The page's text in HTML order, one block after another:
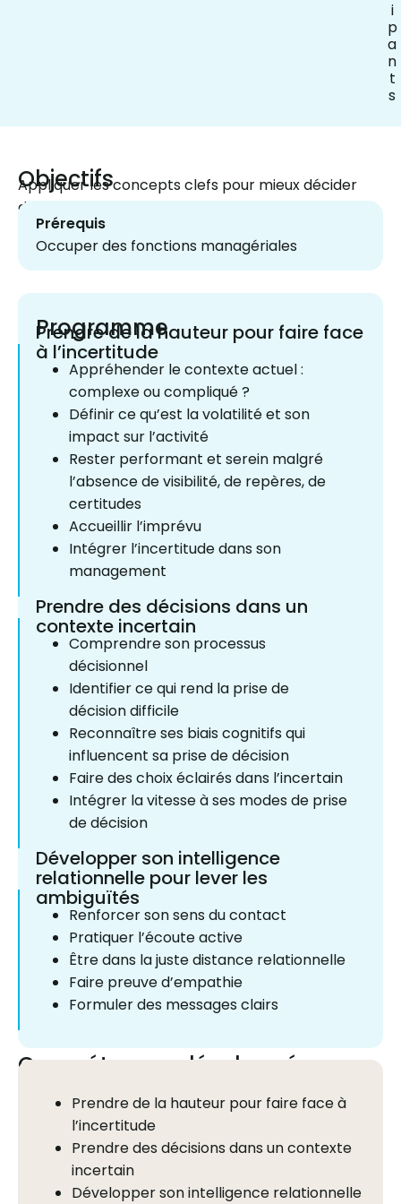
i
p
a
n
t
s
Objectifs
Appliquer les concepts clefs pour mieux décider
dans un environnement complexe et incertain.
Prérequis
Occuper des fonctions managériales
Programme
Prendre de la hauteur pour faire face
à l’incertitude
Appréhender le contexte actuel :
complexe ou compliqué ?
Définir ce qu’est la volatilité et son
impact sur l’activité
Rester performant et serein malgré
l’absence de visibilité, de repères, de
certitudes
Accueillir l’imprévu
Intégrer l’incertitude dans son
management
Prendre des décisions dans un
contexte incertain
Comprendre son processus
décisionnel
Identifier ce qui rend la prise de
décision difficile
Reconnaître ses biais cognitifs qui
influencent sa prise de décision
Faire des choix éclairés dans l’incertain
Intégrer la vitesse à ses modes de prise
de décision
Développer son intelligence
relationnelle pour lever les
ambiguïtés
Renforcer son sens du contact
Pratiquer l’écoute active
Être dans la juste distance relationnelle
Faire preuve d’empathie
Formuler des messages clairs
Compétences développées
Prendre de la hauteur pour faire face à
l’incertitude
Prendre des décisions dans un contexte
incertain
Développer son intelligence relationnelle